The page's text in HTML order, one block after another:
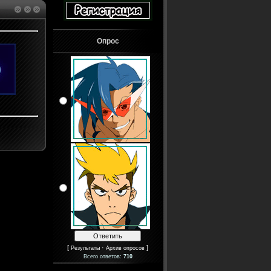
Опрос
[ Результаты · Архив опросов ]
Всего ответов: 710